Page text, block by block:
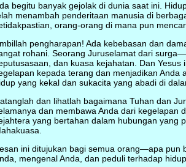
begitu banyak gejolak di dunia saat ini.
menambah penderitaan manusia di
orang-orang di mana pun
pengharapan! Ada kebebasan dan
rohani. Seorang Juruselamat dari
dan kuasa kejahatan. Dan
kepada terang dan menjadikan Anda
yang kekal dan sukacita yang abadi di
dan lihatlah bagaimana Tuhan dan
dan membawa Anda dari kegelapan
yang bertahan dalam hubungan yang
ini ditujukan bagi semua orang—apa pun
mengenal Anda, dan peduli terhadap hidup